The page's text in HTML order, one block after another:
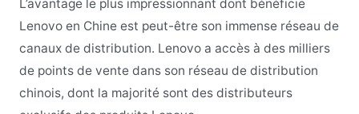
L’avantage le plus impressionnant dont bénéficie
Lenovo en Chine est peut-être son immense réseau de
canaux de distribution. Lenovo a accès à des milliers
de points de vente dans son réseau de distribution
chinois, dont la majorité sont des distributeurs